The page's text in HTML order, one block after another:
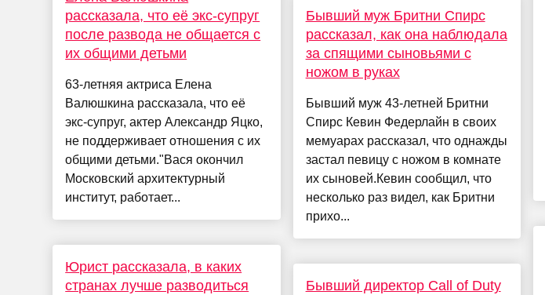
рассказала, что её экс-супруг
после развода не общается с
их общими детьми
63-летняя актриса Елена
Валюшкина рассказала, что её
экс-супруг, актер Александр Яцко,
не поддерживает отношения с их
общими детьми."Вася окончил
Московский архитектурный
институт, работает...
Юрист рассказала, в каких
странах лучше разводиться
Бывший муж Бритни Спирс
рассказал, как она наблюдала
за спящими сыновьями с
ножом в руках
Бывший муж 43-летней Бритни
Спирс Кевин Федерлайн в своих
мемуарах рассказал, что однажды
застал певицу с ножом в комнате
их сыновей.Кевин сообщил, что
несколько раз видел, как Бритни
прихо...
Бывший директор Call of Duty